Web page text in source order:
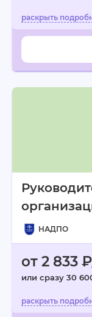
НАДПО
от 2 833
или сразу 30